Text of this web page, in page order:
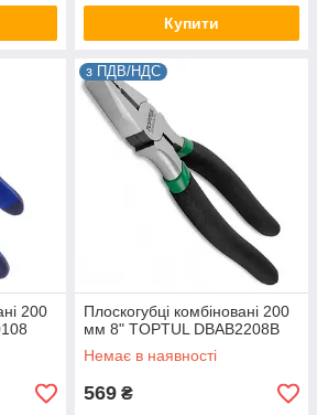
Купити
200
з ПДВ/НДС
Плоскогубці комбіновані 200
мм 8" TOPTUL DBAB2208B
Немає в наявності
569 ₴